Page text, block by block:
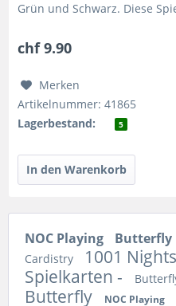
Grün und Schwarz. Diese
chf 9.90
Merken
Artikelnummer: 41865
Lagerbestand:
5
NOC Playing Butterfly
Cardistry 1001 Nights
Spielkarten -
Butterfly NOC Playing